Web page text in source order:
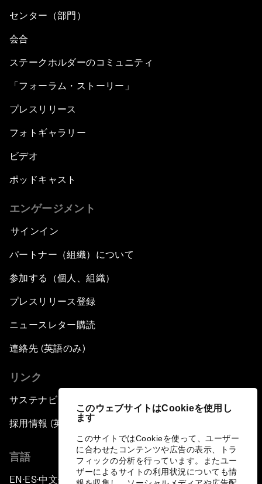
このウェブサイトはCookieを使用し
ます
このサイトではCookieを使って、ユーザー
に合わせたコンテンツや広告の表示、トラ
フィックの分析を行っています。またユー
ザーによるサイトの利用状況についても情
センター（部門）
会合
ステークホルダーのコミュニティ
「フォーラム・ストーリー」
プレスリリース
フォトギャラリー
ビデオ
ポッドキャスト
エンゲージメント
サインイン
パートナー（組織）について
参加する（個人、組織）
プレスリリース登録
ニュースレター購読
連絡先 (英語のみ)
リンク
サステナビリティへの取り組み
採用情報 (英語のみ)
言語
EN ▪ES▪中文▪ 日本語